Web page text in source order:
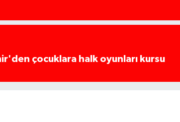
çocuklara halk oyunları kursu